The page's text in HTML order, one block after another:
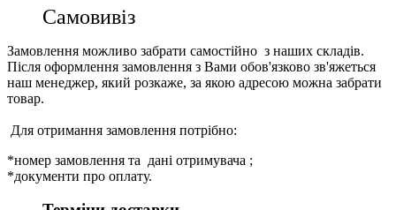
Самовивіз
Замовлення можливо забрати самостійно з наших складів.
Після оформлення замовлення з Вами обов'язково зв'яжеться
наш менеджер, який розкаже, за якою адресою можна забрати
товар.
Для отримання замовлення потрібно:
*номер замовлення та дані отримувача ;
*документи про оплату.